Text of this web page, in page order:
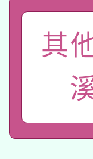
礎課
「數
有
業技
115
其